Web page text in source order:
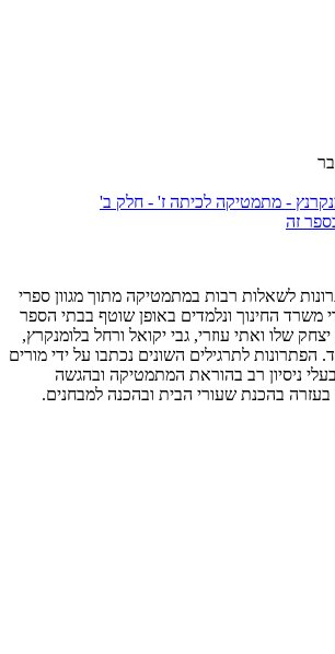
זה
לשאלות רבות במתמטיקה מתוך מגוון ספרי
משרד החינוך ונלמדים באופן שוטף בבתי הספר
יצחק שלו ואתי עוזרי, גבי יקואל ורחל בלומנקרץ,
הפתרונות לתרגילים השונים נכתבו על ידי מורים
ניסיון רב בהוראת המתמטיקה ובהגשה
בעזרה בהכנת שעורי הבית ובהכנה למבחנים.